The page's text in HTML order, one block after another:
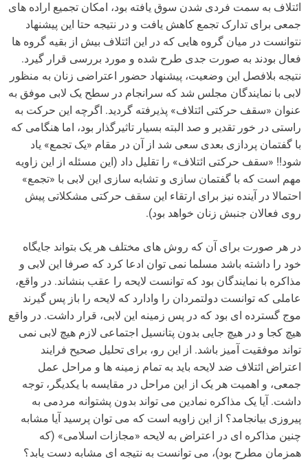
ائتلاف به سمت فردی شدن سوق یافته بود، امکان تجمیع اراده های
جمعی برای تدارک تجمع کاهش یافت و در نتیجه حتا این پیشنهاد
نتوانست در میان گروه هایی که در این ائتلاف بیش از بقیه گروه ها
فعال بودند به صورت جدی طرح شده و مورد بررسی قرار گیرد.
نتیجه بلافصل این وضعیت، پیشنهاد حضور اعتراضی زنان به منظور
لابی با نمایندگان مجلس شد که سرانجام در سطح یک لابی موفق به
عنوان «سقف حرکتی ائتلاف» پذیرفته گردید. اگرچه این حرکت به
راستی در خور تقدیر و صد البته بسیار تاثیرگذار بود، اما هنگامی که
با گفتمان پردازی بعدی سعی شد از آن در مقام «یک تجمع» یاد
شود!! «سقف حرکتی ائتلاف» را تقلیل داد (این مسئله از این زاویه
مهم است که با گفتمان سازی و تشابه سازی این لابی با «تجمع»
احتمالا در آینده نیز برای ارتقاء این سقف حرکتی مشکلاتی پیش
روی فعالان جنبش زنان خواهد بود).
در هر صورت برای آن که روش های مختلف هر یک بتواند جایگاه
خود را داشته باشد مسلما نمی توان ادعا کرد که صرفا این لابی و
مذاکره با نمایندگان بود که توانست لایحه را عقب بنشاند. در واقع،
عاملی که توانست دولتمردان را وادارد که لایحه را باز پس گیرند
موج گسترده ای بود که در پس زمینه این لابی، قرار داشت. در واقع
هیچ کجا و در هیچ جایی بدون پتانسیل اجتماعی لازم هیچ لابی نمی
تواند موفقیت آمیز باشد. از این رو، برای تحلیل صحیح فرایند
اعتراض ائتلاف ضد لایحه باید به تمام زمینه ها و مراحل عمل
جمعی، و اهمیت هر یک از این مراحل در مقایسه با یکدیگر، توجه
داشت. آیا یک مذاکره نمادین می تواند بدون پشتوانه مردمی به
پیروزی بیانجامد؟ از این زاویه است که می توان پرسید آیا مشابه
چنین مذاکره ای در اعتراض به لایحه «مجازات اسلامی» (که
همزمان مطرح بود)، می توانست به نتیجه ای مشابه دست یابد؟